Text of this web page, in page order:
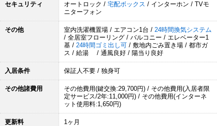
セキュリティ オートロック / 宅配ボックス / インターホン / TVモ
ニターフォン
その他 室内洗濯機置場 / エアコン1台 / 24時間換気システム
/ 全居室フローリング / バルコニー / エレベーター1
基 / 24時間ゴミ出し可 / 敷地内ごみ置き場 / 都市ガ
ス / 給湯 / 通風良好 / 陽当り良好
入居条件 保証人不要 / 独身可
その他諸費用
その他費用(鍵交換:29,700円) / その他費用(入居者限
定サービス/2年:11,000円) / その他費用(インターネ
ット使用料:1,650円)
更新料 1ヶ月